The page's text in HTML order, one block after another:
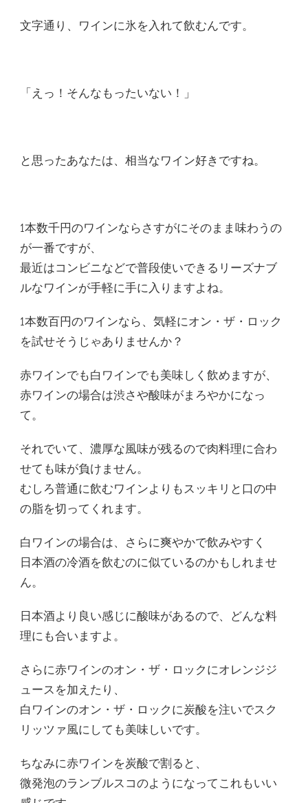
文字通り、ワインに氷を入れて飲むんです。
「えっ！そんなもったいない！」
と思ったあなたは、相当なワイン好きですね。
1本数千円のワインならさすがにそのまま味わうの
が一番ですが、
最近はコンビニなどで普段使いできるリーズナブ
ルなワインが手軽に手に入りますよね。
1本数百円のワインなら、気軽にオン・ザ・ロック
を試せそうじゃありませんか？
赤ワインでも白ワインでも美味しく飲めますが、
赤ワインの場合は渋さや酸味がまろやかになっ
て。
それでいて、濃厚な風味が残るので肉料理に合わ
せても味が負けません。
むしろ普通に飲むワインよりもスッキリと口の中
の脂を切ってくれます。
白ワインの場合は、さらに爽やかで飲みやすく
日本酒の冷酒を飲むのに似ているのかもしれませ
ん。
日本酒より良い感じに酸味があるので、どんな料
理にも合いますよ。
さらに赤ワインのオン・ザ・ロックにオレンジジ
ュースを加えたり、
白ワインのオン・ザ・ロックに炭酸を注いでスク
リッツァ風にしても美味しいです。
ちなみに赤ワインを炭酸で割ると、
微発泡のランブルスコのようになってこれもいい